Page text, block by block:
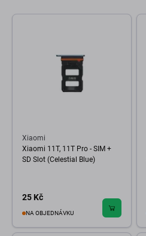
Xiaomi
Xiaomi 11T, 11T Pro - SIM +
SD Slot (Celestial Blue)
25 Kč
NA OBJEDNÁVKU